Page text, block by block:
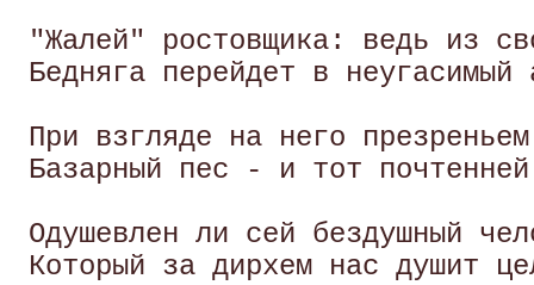
"Жалей" ростовщика: ведь из
Бедняга перейдет в
При взгляде на него
Базарный пес - и тот
Одушевлен ли сей бездушный
Который за дирхем нас душит